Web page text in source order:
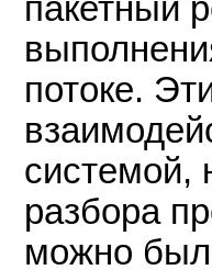
пакетный
потоке.
системой,
разбора
можно